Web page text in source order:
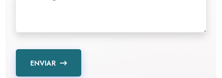
ENVIAR